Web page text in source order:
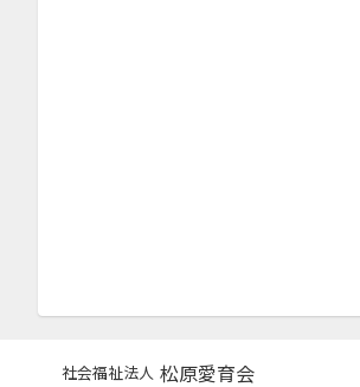
社会福祉法人 松原愛育会